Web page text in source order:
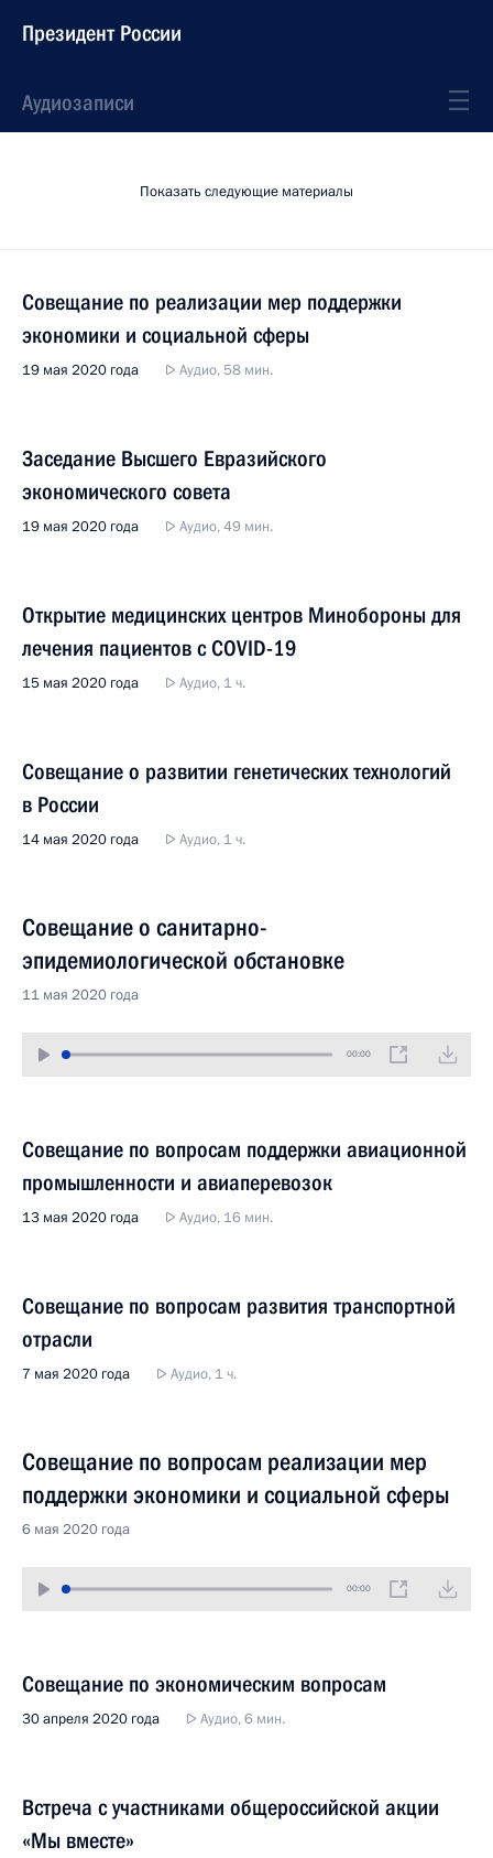
Президент России
Аудиозаписи
Показать следующие материалы
Совещание по реализации мер поддержки
экономики и социальной сферы
19 мая 2020 года Аудио, 58 мин.
Заседание Высшего Евразийского
экономического совета
19 мая 2020 года Аудио, 49 мин.
Открытие медицинских центров Минобороны для
лечения пациентов с COVID-19
15 мая 2020 года Аудио, 1 ч.
Совещание о развитии генетических технологий
в России
14 мая 2020 года Аудио, 1 ч.
Совещание о санитарно-
эпидемиологической обстановке
11 мая 2020 года
00:00
Совещание по вопросам поддержки авиационной
промышленности и авиаперевозок
13 мая 2020 года Аудио, 16 мин.
Совещание по вопросам развития транспортной
отрасли
7 мая 2020 года Аудио, 1 ч.
Совещание по вопросам реализации мер
поддержки экономики и социальной сферы
6 мая 2020 года
00:00
Совещание по экономическим вопросам
30 апреля 2020 года Аудио, 6 мин.
Встреча с участниками общероссийской акции
«Мы вместе»